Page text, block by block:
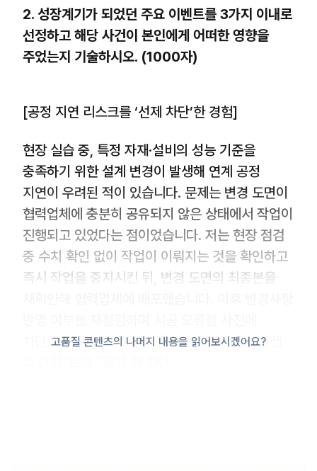
2. 성장계기가 되었던 주요 이벤트를 3가지 이내로
선정하고 해당 사건이 본인에게 어떠한 영향을
주었는지 기술하시오. (1000자)
[공정 지연 리스크를 ‘선제 차단’한 경험]
현장 실습 중, 특정 자재·설비의 성능 기준을
충족하기 위한 설계 변경이 발생해 연계 공정
지연이 우려된 적이 있습니다. 문제는 변경 도면이
협력업체에 충분히 공유되지 않은 상태에서 작업이
진행되고 있었다는 점이었습니다. 저는 현장 점검
중 수치 확인 없이 작업이 이뤄지는 것을 확인하고
즉시 작업을 중지시킨 뒤, 변경 도면의 최종본을
차단했습니다. 이 경험을 통해 공정 지연은 “발생
고품질 콘텐츠의 나머지 내용을 읽어보시겠어요?